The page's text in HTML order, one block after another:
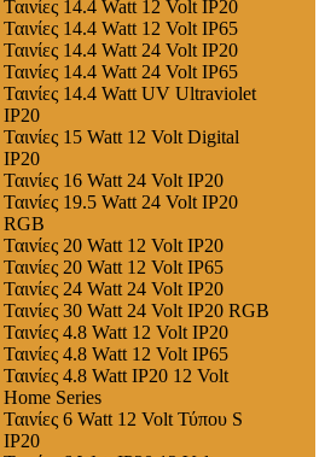
Ταινίες 14.4 Watt 12 Volt IP20
Ταινίες 14.4 Watt 12 Volt IP65
Ταινίες 14.4 Watt 24 Volt IP20
Ταινίες 14.4 Watt 24 Volt IP65
Ταινίες 14.4 Watt UV Ultraviolet
IP20
Ταινίες 15 Watt 12 Volt Digital
IP20
Ταινίες 16 Watt 24 Volt IP20
Ταινίες 19.5 Watt 24 Volt IP20
RGB
Ταινίες 20 Watt 12 Volt IP20
Ταινίες 20 Watt 12 Volt IP65
Ταινίες 24 Watt 24 Volt IP20
Ταινίες 30 Watt 24 Volt IP20 RGB
Ταινίες 4.8 Watt 12 Volt IP20
Ταινίες 4.8 Watt 12 Volt IP65
Ταινίες 4.8 Watt IP20 12 Volt
Home Series
Ταινίες 6 Watt 12 Volt Τύπου S
IP20